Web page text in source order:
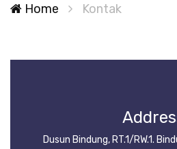
Home Kontak
Dusun Bindung, RT.1/RW.1.